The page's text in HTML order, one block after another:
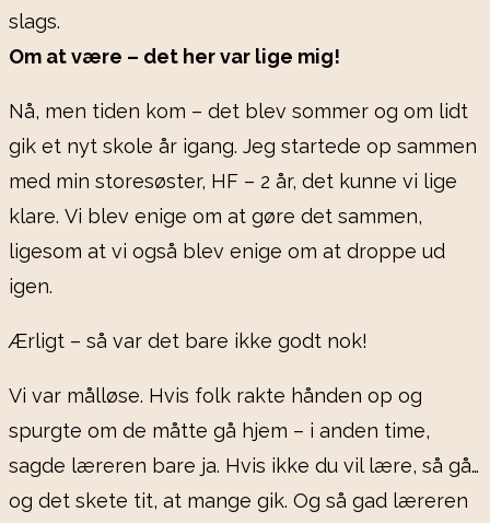
slags.
Om at være – det her var lige mig!
Nå, men tiden kom – det blev sommer og om lidt
gik et nyt skole år igang. Jeg startede op sammen
med min storesøster, HF – 2 år, det kunne vi lige
klare. Vi blev enige om at gøre det sammen,
ligesom at vi også blev enige om at droppe ud
igen.
Ærligt – så var det bare ikke godt nok!
Vi var målløse. Hvis folk rakte hånden op og
spurgte om de måtte gå hjem – i anden time,
sagde læreren bare ja. Hvis ikke du vil lære, så gå…
og det skete tit, at mange gik. Og så gad læreren